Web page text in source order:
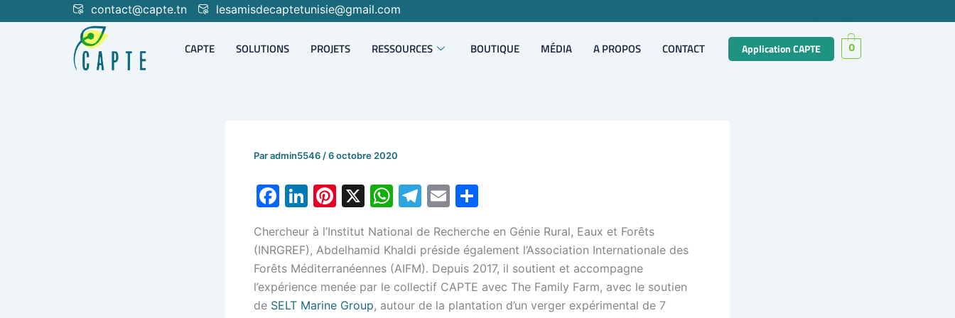
contact@capte.tn lesamisdecaptetunisie@gmail.com
CAPTE SOLUTIONS PROJETS RESSOURCES BOUTIQUE MÉDIA A PROPOS CONTACT Application CAPTE 0
Paradmin5546 /6 octobre 2020
F
c
e
b
o
Li
k
e
dI
n
Pi
er
e
st
X
W
at
s
A
p
T
e
gr
a
m
E
ai
l
ta
g
er
Chercheur à l’Institut National de Recherche en Génie Rural, Eaux et Forêts
(INRGREF), Abdelhamid Khaldi préside également l’Association Internationale des
Forêts Méditerranéennes (AIFM). Depuis 2017, il soutient et accompagne
l’expérience menée par le collectif CAPTE avec The Family Farm, avec le soutien
de SELT Marine Group, autour de la plantation d’un verger expérimental de 7